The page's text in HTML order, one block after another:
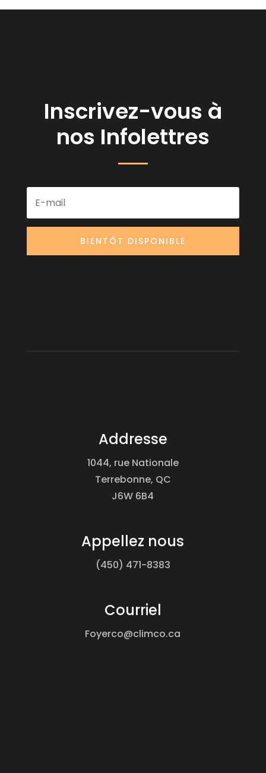
Inscrivez-vous à
nos Infolettres
BIENTÔT DISPONIBLE
Addresse
1044, rue Nationale
Terrebonne, QC
J6W 6B4
Appellez nous
(450) 471-8383
Courriel
Foyerco@climco.ca